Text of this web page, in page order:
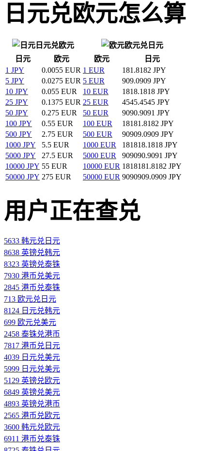
日元兑欧元怎么算
日元兑欧元
欧元兑日元
日元
欧元 欧元
日元
1 JPY
0.0055 EUR 1 EUR
181.8182 JPY
5 JPY
0.0275 EUR 5 EUR
909.0909 JPY
10 JPY
0.055 EUR 10 EUR
1818.1818 JPY
25 JPY
0.1375 EUR 25 EUR
4545.4545 JPY
50 JPY
0.275 EUR 50 EUR
9090.9091 JPY
100 JPY
0.55 EUR 100 EUR
18181.8182 JPY
500 JPY
2.75 EUR 500 EUR
90909.0909 JPY
1000 JPY
5.5 EUR 1000 EUR
181818.1818 JPY
5000 JPY
27.5 EUR 5000 EUR
909090.9091 JPY
10000 JPY 55 EUR 10000 EUR 1818181.8182 JPY
50000 JPY 275 EUR 50000 EUR 9090909.0909 JPY
用户正在查兑
5633 韩元兑日元
8638 英镑兑韩元
8323 英镑兑泰铢
7930 港币兑美元
2845 港币兑泰铢
713 欧元兑日元
8124 日元兑韩元
699 欧元兑美元
2458 泰铢兑港币
7817 港币兑日元
4039 日元兑美元
5999 日元兑美元
5129 英镑兑欧元
6849 英镑兑美元
4893 英镑兑港币
2565 港币兑欧元
3600 韩元兑欧元
6911 港币兑泰铢